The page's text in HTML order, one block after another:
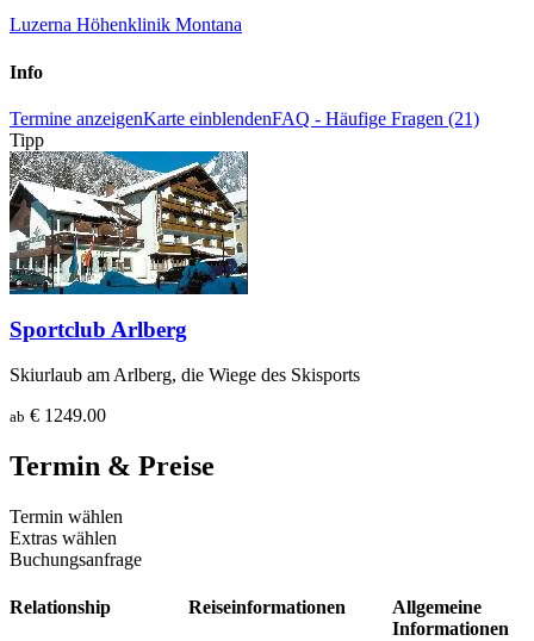
Luzerna Höhenklinik Montana
Info
Termine anzeigenKarte einblendenFAQ - Häufige Fragen (21)
Tipp
Sportclub Arlberg
Skiurlaub am Arlberg, die Wiege des Skisports
ab € 1249.00
Termin & Preise
Termin wählen
Extras wählen
Buchungsanfrage
Relationship Reiseinformationen
Allgemeine
Informationen